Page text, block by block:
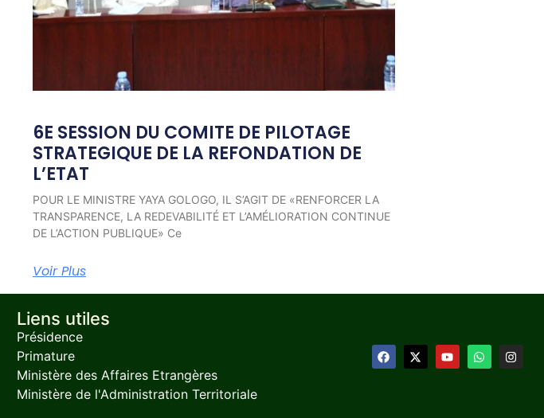
6E SESSION DU COMITE DE PILOTAGE
STRATEGIQUE DE LA REFONDATION DE
L’ETAT
POUR LE MINISTRE YAYA GOLOGO, IL S’AGIT DE «RENFORCER LA
TRANSPARENCE, LA REDEVABILITÉ ET L’AMÉLIORATION CONTINUE
DE L’ACTION PUBLIQUE» Ce
Voir Plus
Liens utiles
Présidence
Primature
Ministère des Affaires Etrangères
Ministère de l'Administration Territoriale